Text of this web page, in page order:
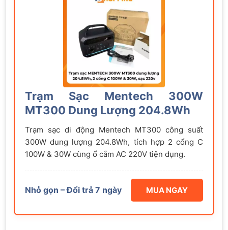
Trạm Sạc Mentech 300W
MT300 Dung Lượng 204.8Wh
Trạm sạc di động Mentech MT300 công suất
300W dung lượng 204.8Wh, tích hợp 2 cổng C
100W & 30W cùng ổ cắm AC 220V tiện dụng.
Nhỏ gọn – Đổi trả 7 ngày MUA NGAY